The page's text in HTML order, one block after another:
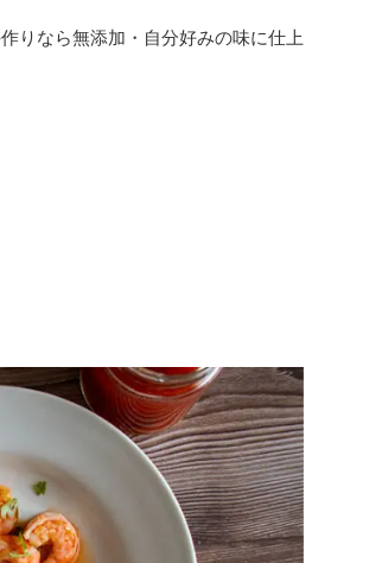
りなら無添加・自分好みの味に仕上